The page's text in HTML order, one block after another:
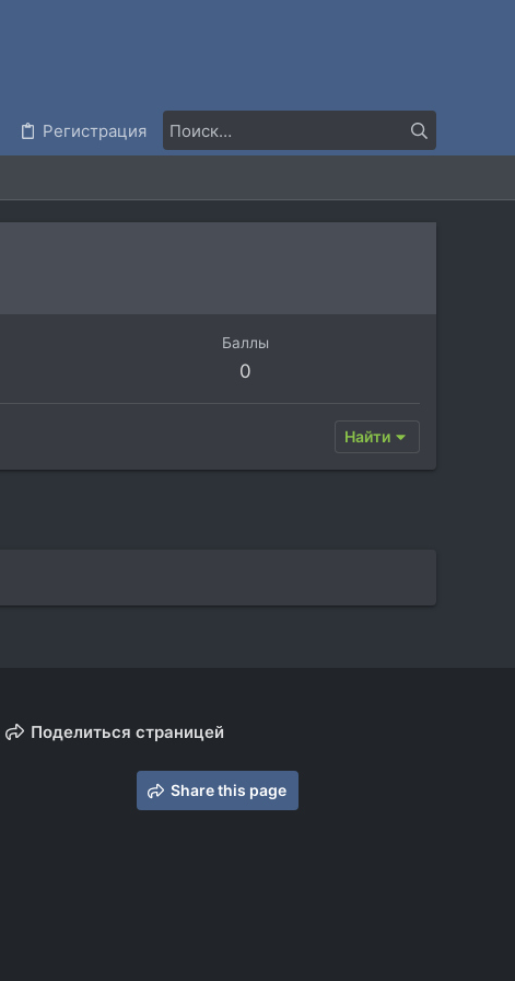
Регистрация
Баллы
0
Найти
Поделиться страницей
Share this page